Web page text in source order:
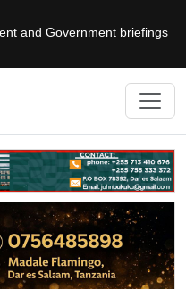
and Government briefings